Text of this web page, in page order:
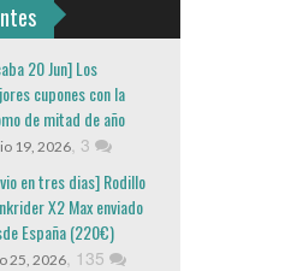
20 Jun] Los
cupones con la
de mitad de año
19, 2026, 3
en tres dias] Rodillo
X2 Max enviado
España (220€)
25, 2026, 135